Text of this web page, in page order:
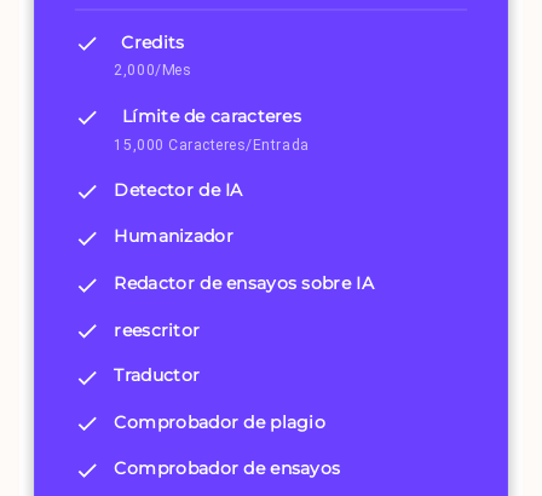
Credits
2,000/Mes
Límite de caracteres
15,000 Caracteres/Entrada
Detector de IA
Humanizador
Redactor de ensayos sobre IA
reescritor
Traductor
Comprobador de plagio
Comprobador de ensayos